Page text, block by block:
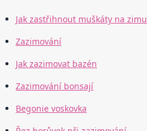
Jak zastřihnout muškáty na zimu
Zazimování
Jak zazimovat bazén
Zazimování bonsají
Begonie voskovka